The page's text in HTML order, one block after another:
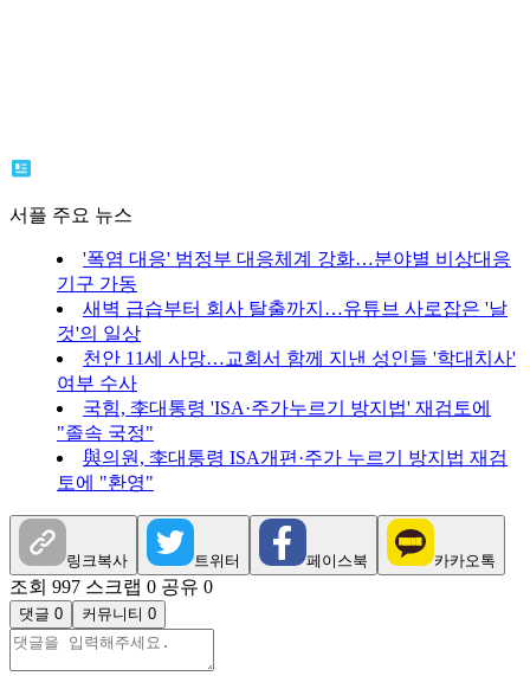
서플 주요 뉴스
'폭염 대응' 범정부 대응체계 강화…분야별 비상대응
기구 가동
새벽 급습부터 회사 탈출까지…유튜브 사로잡은 '날
것'의 일상
천안 11세 사망…교회서 함께 지낸 성인들 '학대치사'
여부 수사
국힘, 李대통령 'ISA·주가누르기 방지법' 재검토에
"졸속 국정"
與의원, 李대통령 ISA개편·주가 누르기 방지법 재검
토에 "환영"
링크복사 트위터 페이스북 카카오톡
조회 997 스크랩 0 공유 0
댓글 0 커뮤니티 0